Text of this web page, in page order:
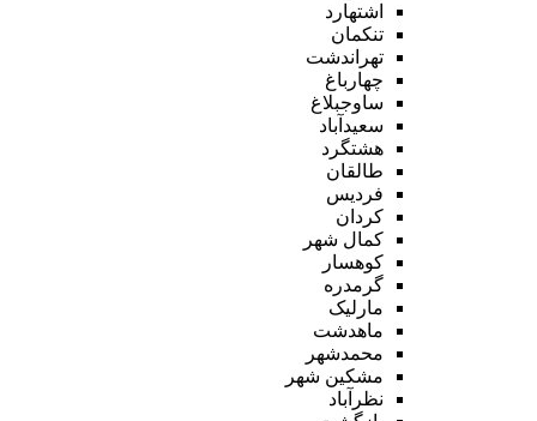
اشتهارد
تنکمان
تهراندشت
چهارباغ
ساوجبلاغ
سعیدآباد
هشتگرد
طالقان
فردیس
کردان
کمال شهر
کوهسار
گرمدره
مارلیک
ماهدشت
محمدشهر
مشکین شهر
نظرآباد